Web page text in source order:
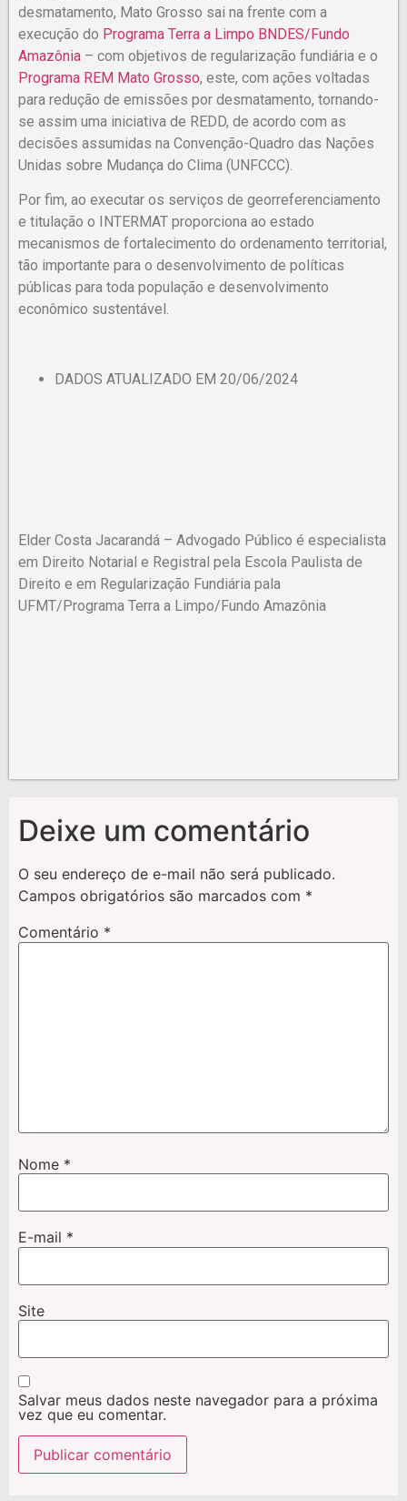
desmatamento, Mato Grosso sai na frente com a
execução do Programa Terra a Limpo BNDES/Fundo
Amazônia – com objetivos de regularização fundiária e o
Programa REM Mato Grosso, este, com ações voltadas
para redução de emissões por desmatamento, tornando-
se assim uma iniciativa de REDD, de acordo com as
decisões assumidas na Convenção-Quadro das Nações
Unidas sobre Mudança do Clima (UNFCCC).
Por fim, ao executar os serviços de georreferenciamento
e titulação o INTERMAT proporciona ao estado
mecanismos de fortalecimento do ordenamento territorial,
tão importante para o desenvolvimento de políticas
públicas para toda população e desenvolvimento
econômico sustentável.
DADOS ATUALIZADO EM 20/06/2024
Elder Costa Jacarandá – Advogado Público é especialista
em Direito Notarial e Registral pela Escola Paulista de
Direito e em Regularização Fundiária pala
UFMT/Programa Terra a Limpo/Fundo Amazônia
Deixe um comentário
O seu endereço de e-mail não será publicado.
Campos obrigatórios são marcados com *
Comentário *
Nome *
E-mail *
Site
Salvar meus dados neste navegador para a próxima
vez que eu comentar.